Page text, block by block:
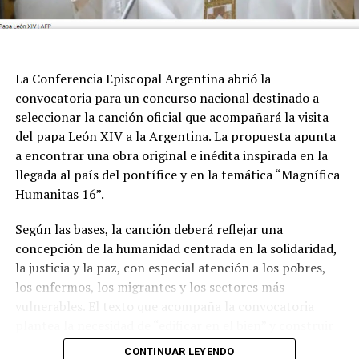
La Conferencia Episcopal Argentina abrió la
convocatoria para un concurso nacional destinado a
seleccionar la canción oficial que acompañará la visita
del papa León XIV a la Argentina. La propuesta apunta
a encontrar una obra original e inédita inspirada en la
llegada al país del pontífice y en la temática “Magnífica
Humanitas 16”.
Según las bases, la canción deberá reflejar una
concepción de la humanidad centrada en la solidaridad,
la justicia y la paz, con especial atención a los pobres,
los enfermos, los migrantes y los sectores más
una sociedad donde el ser humano ocupe un lugar
CONTINUAR LEYENDO